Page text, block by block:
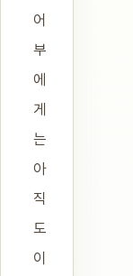
어
부
에
게
는
아
직
도
이